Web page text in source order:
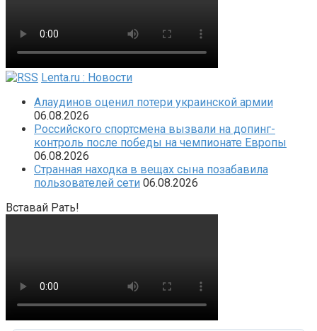
Lenta.ru : Новости
Алаудинов оценил потери украинской армии
06.08.2026
Российского спортсмена вызвали на допинг-
контроль после победы на чемпионате Европы
06.08.2026
Странная находка в вещах сына позабавила
пользователей сети 06.08.2026
Вставай Рать!